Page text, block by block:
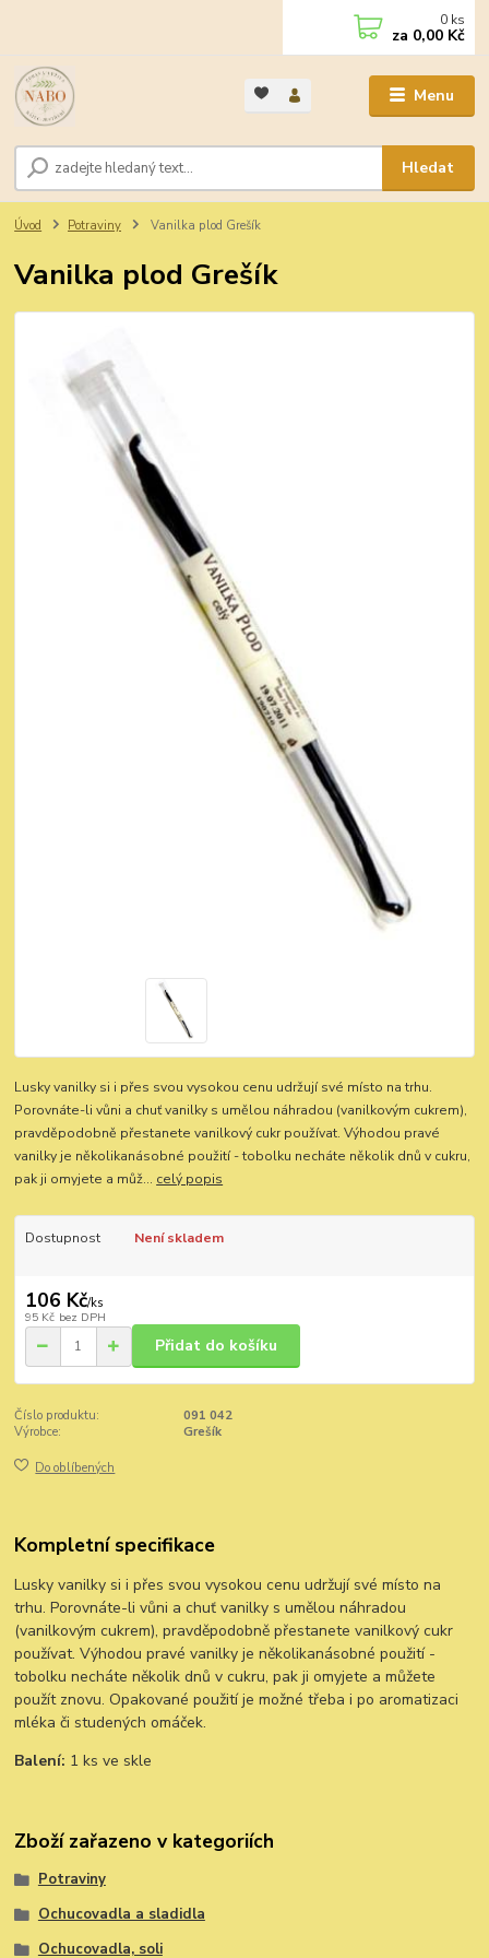
Menu
Hledat
0 ks
za 0,00 Kč
Úvod Potraviny Vanilka plod Grešík
Vanilka plod Grešík
Lusky vanilky si i přes svou vysokou cenu udržují své místo na trhu.
Porovnáte-li vůni a chuť vanilky s umělou náhradou (vanilkovým cukrem),
pravděpodobně přestanete vanilkový cukr používat. Výhodou pravé
vanilky je několikanásobné použití - tobolku necháte několik dnů v cukru,
pak ji omyjete a můž... celý popis
Dostupnost Není skladem
106 Kč/ks
95 Kč bez DPH
Přidat do košíku
Číslo produktu:
091 042
Výrobce:
Grešík
Do oblíbených
Kompletní specifikace
Lusky vanilky si i přes svou vysokou cenu udržují své místo na
trhu. Porovnáte-li vůni a chuť vanilky s umělou náhradou
(vanilkovým cukrem), pravděpodobně přestanete vanilkový cukr
používat. Výhodou pravé vanilky je několikanásobné použití -
tobolku necháte několik dnů v cukru, pak ji omyjete a můžete
použít znovu. Opakované použití je možné třeba i po aromatizaci
mléka či studených omáček.
Balení: 1 ks ve skle
Zboží zařazeno v kategoriích
Potraviny
Ochucovadla a sladidla
Ochucovadla, soli